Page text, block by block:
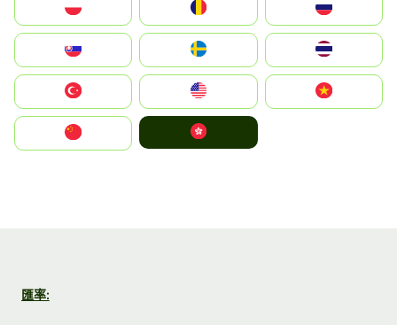
United States
中國香港特別行政區
匯率: